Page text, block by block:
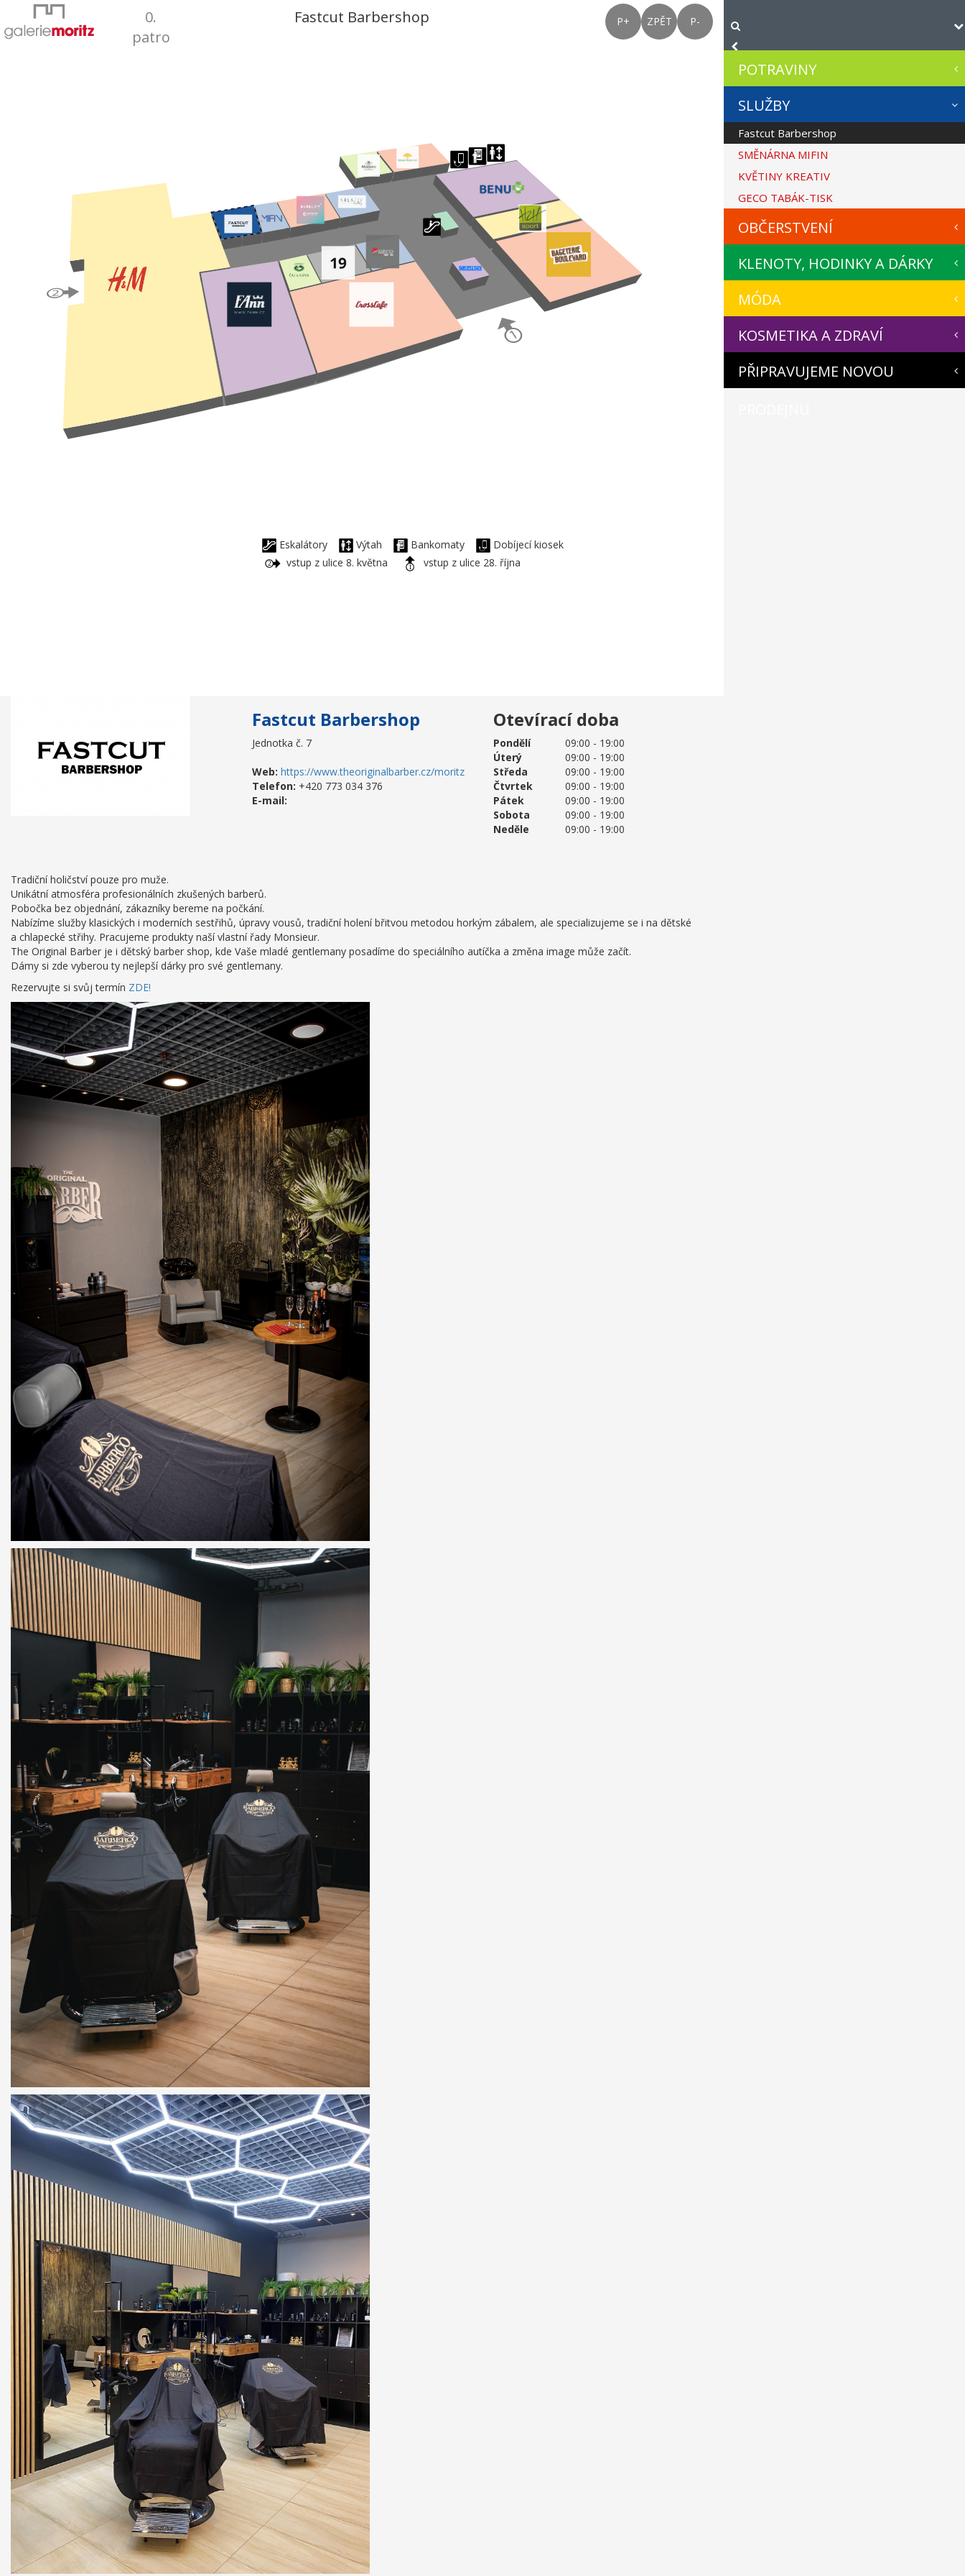
0.
patro
Fastcut Barbershop P-
ZPĚT
P+
Eskalátory Výtah Bankomaty
Dobíjecí kiosek
vstup z ulice 8. května
vstup z ulice 28. října
Fastcut Barbershop
Jednotka č. 7
Web: https://www.theoriginalbarber.cz/moritz
Telefon: +420 773 034 376
E-mail:
Otevírací doba
Pondělí
09:00 - 19:00
Úterý
09:00 - 19:00
Středa
09:00 - 19:00
Čtvrtek
09:00 - 19:00
Pátek
09:00 - 19:00
Sobota
09:00 - 19:00
Neděle
09:00 - 19:00
Tradiční holičství pouze pro muže.
Unikátní atmosféra profesionálních zkušených barberů.
Pobočka bez objednání, zákazníky bereme na počkání.
Nabízíme služby klasických i moderních sestřihů, úpravy vousů, tradiční holení břitvou metodou horkým zábalem, ale specializujeme se i na dětské
a chlapecké střihy. Pracujeme produkty naší vlastní řady Monsieur.
The Original Barber je i dětský barber shop, kde Vaše mladé gentlemany posadíme do speciálního autíčka a změna image může začít.
Dámy si zde vyberou ty nejlepší dárky pro své gentlemany.
Rezervujte si svůj termín ZDE!
POTRAVINY
SLUŽBY
Fastcut Barbershop
SMĚNÁRNA MIFIN
KVĚTINY KREATIV
GECO TABÁK-TISK
OBČERSTVENÍ
KLENOTY, HODINKY A DÁRKY
MÓDA
KOSMETIKA A ZDRAVÍ
PŘIPRAVUJEME NOVOU